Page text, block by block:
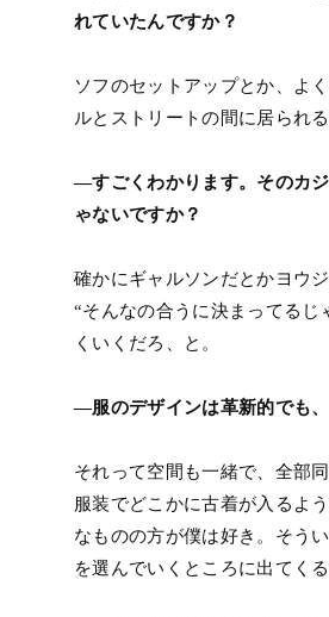
れていたんですか？
ソフのセットアップとか、よ
ルとストリートの間に居られ
―すごくわかります。そのカ
ゃないですか？
確かにギャルソンだとかヨウ
“そんなの合うに決まってる
くいくだろ、と。
―服のデザインは革新的でも
それって空間も一緒で、全部
服装でどこかに古着が入るよ
なものの方が僕は好き。そう
を選んでいくところに出てく